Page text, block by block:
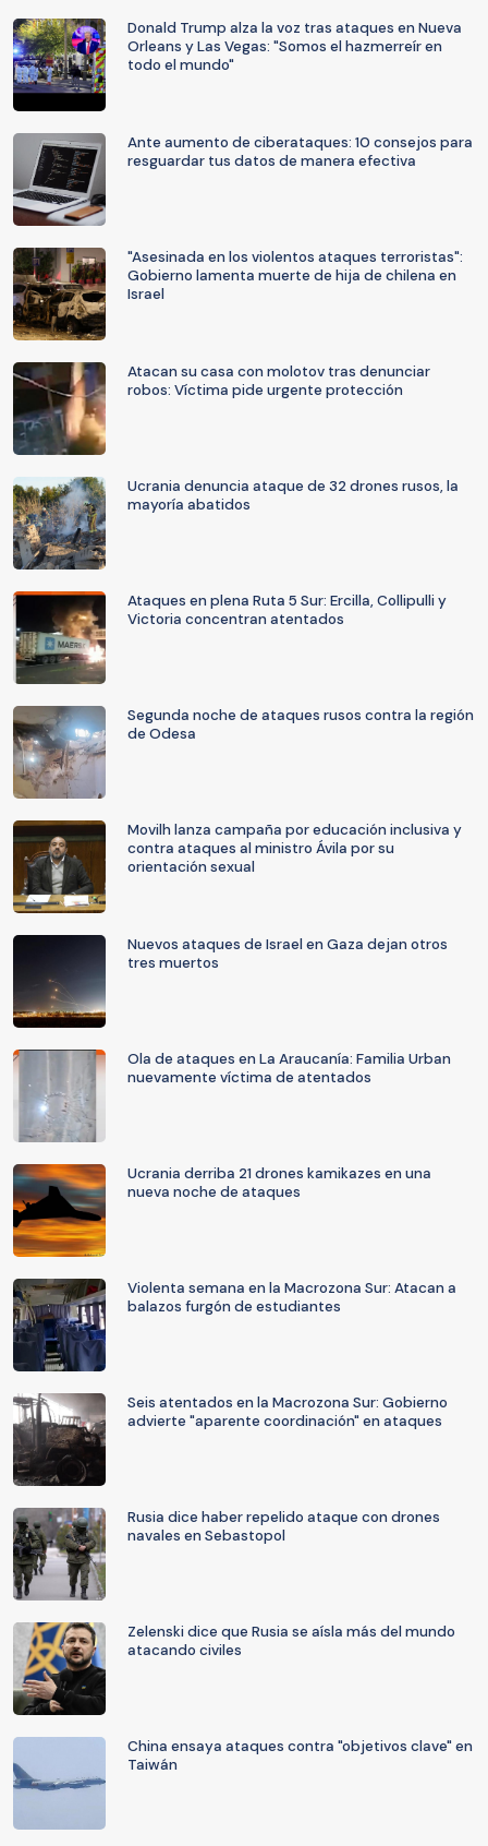
Donald Trump alza la voz tras ataques en Nueva
Orleans y Las Vegas: "Somos el hazmerreír en
todo el mundo"
Ante aumento de ciberataques: 10 consejos para
resguardar tus datos de manera efectiva
"Asesinada en los violentos ataques terroristas":
Gobierno lamenta muerte de hija de chilena en
Israel
Atacan su casa con molotov tras denunciar
robos: Víctima pide urgente protección
Ucrania denuncia ataque de 32 drones rusos, la
mayoría abatidos
Ataques en plena Ruta 5 Sur: Ercilla, Collipulli y
Victoria concentran atentados
Segunda noche de ataques rusos contra la región
de Odesa
Movilh lanza campaña por educación inclusiva y
contra ataques al ministro Ávila por su
orientación sexual
Nuevos ataques de Israel en Gaza dejan otros
tres muertos
Ola de ataques en La Araucanía: Familia Urban
nuevamente víctima de atentados
Ucrania derriba 21 drones kamikazes en una
nueva noche de ataques
Violenta semana en la Macrozona Sur: Atacan a
balazos furgón de estudiantes
Seis atentados en la Macrozona Sur: Gobierno
advierte "aparente coordinación" en ataques
Rusia dice haber repelido ataque con drones
navales en Sebastopol
Zelenski dice que Rusia se aísla más del mundo
atacando civiles
China ensaya ataques contra "objetivos clave" en
Taiwán